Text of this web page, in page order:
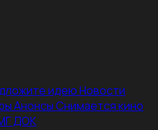
идеюНовости
АнонсыСнимается кино
ДОК